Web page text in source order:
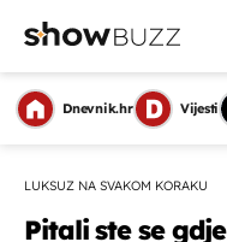
Dnevnik.hr Vijesti
LUKSUZ NA SVAKOM KORAKU
Pitali ste se